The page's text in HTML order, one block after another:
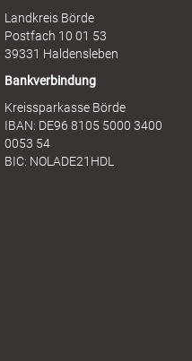
Landkreis Börde
Postfach 10 01 53
39331 Haldensleben
Bankverbindung
Kreissparkasse Börde
IBAN: DE96 8105 5000 3400
0053 54
BIC: NOLADE21HDL